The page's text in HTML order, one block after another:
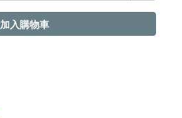
加入購物車